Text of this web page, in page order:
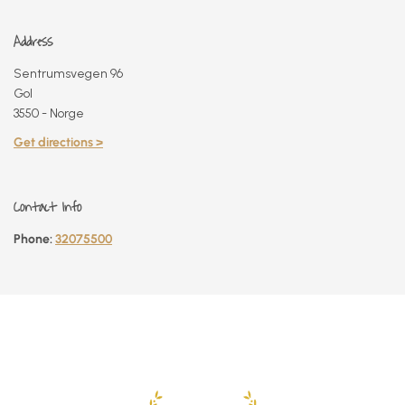
Address
Sentrumsvegen 96
Gol
3550 - Norge
Get directions >
Contact Info
Phone:32075500